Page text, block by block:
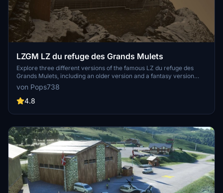
LZGM LZ du refuge des Grands Mulets
Explore three different versions of the famous LZ du refuge des
Grands Mulets, including an older version and a fantasy version
with a food truck. Replace your colleague Choucas74 and complete
a rescue mission at this scenic location. Be cautious with landing at
ICAO LZGM. Additional scenes and animations enhance the overall
von Pops738
4.8